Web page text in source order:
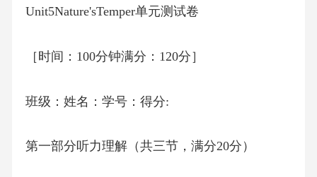
Unit5Nature'sTemper单元测试卷
［时间：100分钟满分：120分］
班级：姓名：学号：得分:
第一部分听力理解（共三节，满分20分）